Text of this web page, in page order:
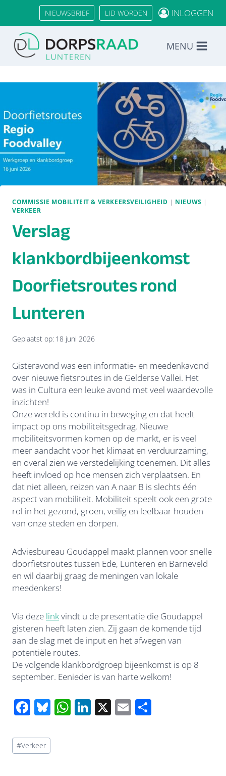
inhoud
NIEUWSBRIEF LID WORDEN INLOGGEN
MENU
COMMISSIE MOBILITEIT & VERKEERSVEILIGHEID | NIEUWS |
VERKEER
Verslag
klankbordbijeenkomst
Doorfietsroutes rond
Lunteren
Geplaatst op: 18 juni 2026
Gisteravond was een informatie- en meedenkavond
over nieuwe fietsroutes in de Gelderse Vallei. Het
was in Cultura een leuke avond met veel waardevolle
inzichten!
Onze wereld is continu in beweging en dat heeft
impact op ons mobiliteitsgedrag. Nieuwe
mobiliteitsvormen komen op de markt, er is veel
meer aandacht voor het klimaat en verduurzaming,
en overal zien we verstedelijking toenemen. Dit alles
heeft invloed op hoe mensen zich verplaatsen. En
dat niet alleen, reizen van A naar B is slechts één
aspect van mobiliteit. Mobiliteit speelt ook een grote
rol in het gezond, groen, veilig en leefbaar houden
van onze steden en dorpen.
Adviesbureau Goudappel maakt plannen voor snelle
doorfietsroutes tussen Ede, Lunteren en Barneveld
en wil daarbij graag de meningen van lokale
meedenkers!
Via deze linkvindt u de presentatie die Goudappel
gisteren heeft laten zien. Zij gaan de komende tijd
aan de slag met de input en het afwegen van
potentiële routes.
De volgende klankbordgroep bijeenkomst is op 8
september. Eenieder is van harte welkom!
F
e
b
Bl W Li X E
Bericht
tags:
#Verkeer